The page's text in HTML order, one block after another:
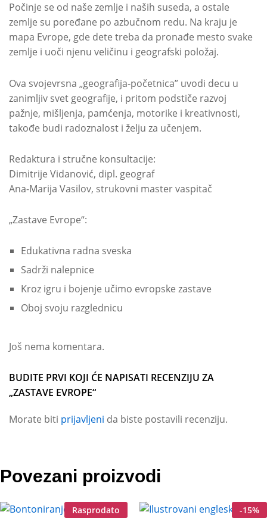
Počinje se od naše zemlje i naših suseda, a ostale
zemlje su poređane po azbučnom redu. Na kraju je
mapa Evrope, gde dete treba da pronađe mesto svake
zemlje i uoči njenu veličinu i geografski položaj.
Ova svojevrsna „geografija-početnica” uvodi decu u
zanimljiv svet geografije, i pritom podstiče razvoj
pažnje, mišljenja, pamćenja, motorike i kreativnosti,
takođe budi radoznalost i želju za učenjem.
Redaktura i stručne konsultacije:
Dimitrije Vidanović, dipl. geograf
Ana-Marija Vasilov, strukovni master vaspitač
„Zastave Evrope“:
Edukativna radna sveska
Sadrži nalepnice
Kroz igru i bojenje učimo evropske zastave
Oboj svoju razglednicu
Još nema komentara.
BUDITE PRVI KOJI ĆE NAPISATI RECENZIJU ZA
„ZASTAVE EVROPE“
Morate biti prijavljeni da biste postavili recenziju.
Povezani proizvodi
Rasprodato -15%